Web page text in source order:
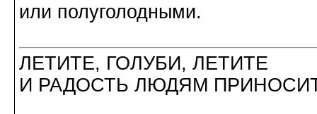
или полуголодными.
ЛЕТИТЕ, ГОЛУБИ, ЛЕТИТЕ
И РАДОСТЬ ЛЮДЯМ